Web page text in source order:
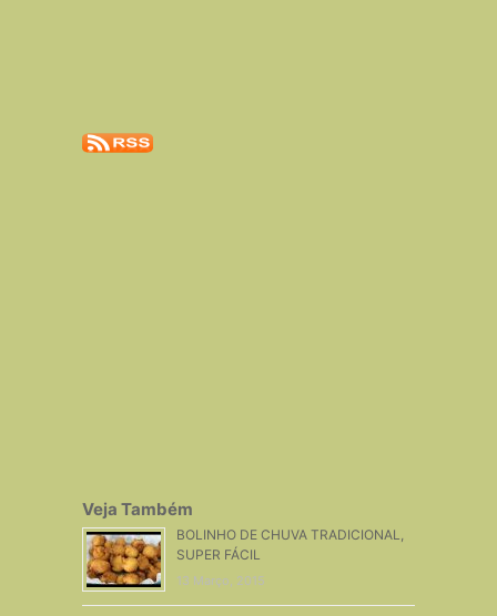
Veja Também
BOLINHO DE CHUVA TRADICIONAL,
SUPER FÁCIL
13 Março, 2015